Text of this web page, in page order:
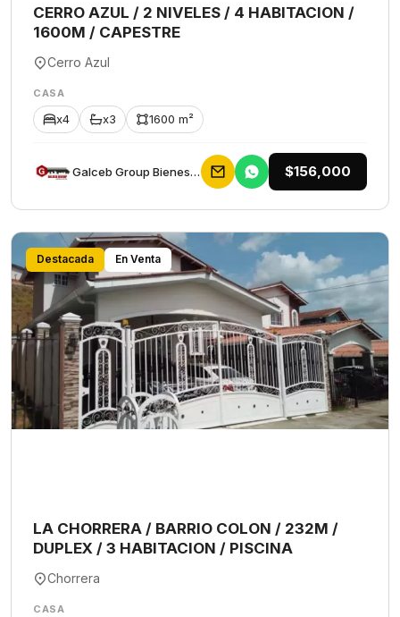
CERRO AZUL / 2 NIVELES / 4 HABITACION /
1600M / CAPESTRE
Cerro Azul
CASA
x4 x3 1600 m²
Galceb Group Bienes Raices $156,000
Destacada En Venta
LA CHORRERA / BARRIO COLON / 232M /
DUPLEX / 3 HABITACION / PISCINA
Chorrera
CASA